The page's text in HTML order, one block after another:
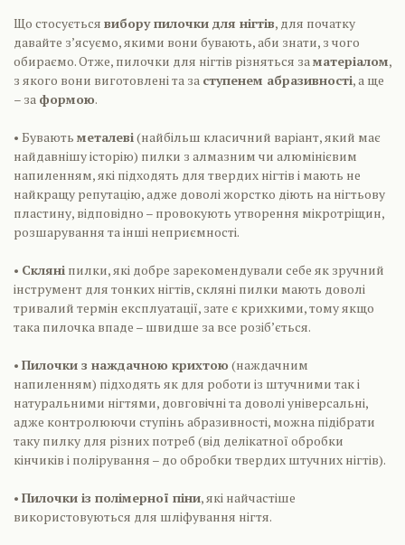
Що стосується вибору пилочки для нігтів, для початку
давайте з’ясуємо, якими вони бувають, аби знати, з чого
обираємо. Отже, пилочки для нігтів різняться заматеріалом,
з якого вони виготовлені та за ступенем абразивності, а ще
– за формою.
• Бувають металеві(найбільш класичний варіант, який має
найдавнішу історію) пилки з алмазним чи алюмінієвим
напиленням, які підходять для твердих нігтів і мають не
найкращу репутацію, адже доволі жорстко діють на нігтьову
пластину, відповідно – провокують утворення мікротріщин,
розшарування та інші неприємності.
• Скляні пилки, які добре зарекомендували себе як зручний
інструмент для тонких нігтів, скляні пилки мають доволі
тривалий термін експлуатації, зате є крихкими, тому якщо
така пилочка впаде – швидше за все розіб’ється.
• Пилочки з наждачною крихтою (наждачним
напиленням) підходять як для роботи із штучними так і
натуральними нігтями, довговічні та доволі універсальні,
адже контролюючи ступінь абразивності, можна підібрати
таку пилку для різних потреб (від делікатної обробки
кінчиків і полірування – до обробки твердих штучних нігтів).
• Пилочки із полімерної піни, які найчастіше
використовуються для шліфування нігтя.